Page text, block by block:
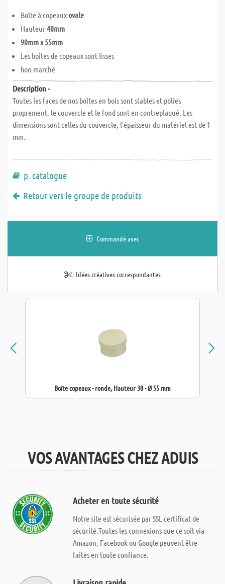
Boîte à copeauxovale
Hauteur40mm
90mm x 55mm
Les boîtes de copeaux sont lisses
bon marché
Description -
Toutes les faces de nos boîtes en bois sont stables et polies
proprement, le couvercle et le fond sont en contreplaqué. Les
dimensions sont celles du couvercle, l'épaisseur du matériel est de 1
mm.
p. catalogue
Retour vers le groupe de produits
Commandé avec
Idées créatives correspondantes
Boîte copeaux - ronde, Hauteur 30 - Ø 55 mm
VOS AVANTAGES CHEZ ADUIS
Acheter en toute sécurité
Notre site est sécurisée par SSL certificat de
sécurité.Toutes les connexions que ce soit via
Amazon, Facebook ou Google peuvent être
faites en toute confiance.